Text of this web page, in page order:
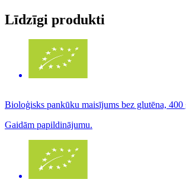
Līdzīgi produkti
Bioloģisks pankūku maisījums bez glutēna,
Gaidām papildinājumu.